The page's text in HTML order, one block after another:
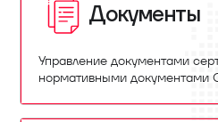
Документы
Управление документами
нормативными документами